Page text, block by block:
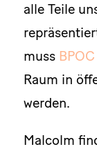
alle Teile
muss BPOC
Raum in
werden.
Malcolm